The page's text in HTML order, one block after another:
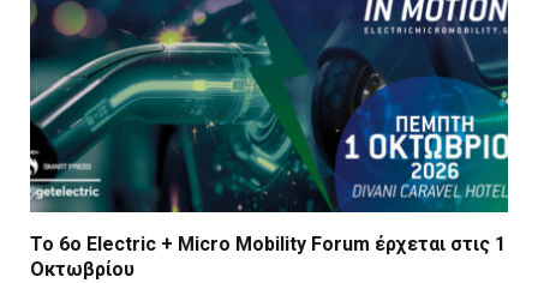
Το 6ο Electric + Micro Mobility Forum έρχεται στις 1
Οκτωβρίου